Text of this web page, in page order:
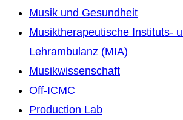
Musik und Gesundheit
Musiktherapeutische Instituts-
Lehrambulanz (MIA)
Musikwissenschaft
Off-ICMC
Production Lab